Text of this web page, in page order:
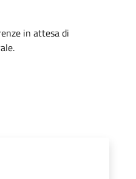
in attesa di